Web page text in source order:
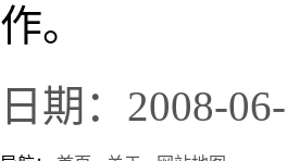
作。
日期：2008-